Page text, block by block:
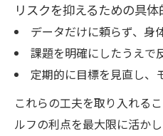
リスクを抑えるための具
データだけに頼らず、身
課題を明確にしたうえで
定期的に目標を見直し、
これらの工夫を取り入れる
ルフの利点を最大限に活か